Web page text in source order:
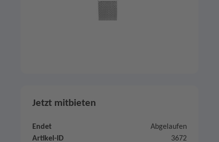
Jetzt mitbieten
Endet
Abgelaufen
Artikel-ID
3672